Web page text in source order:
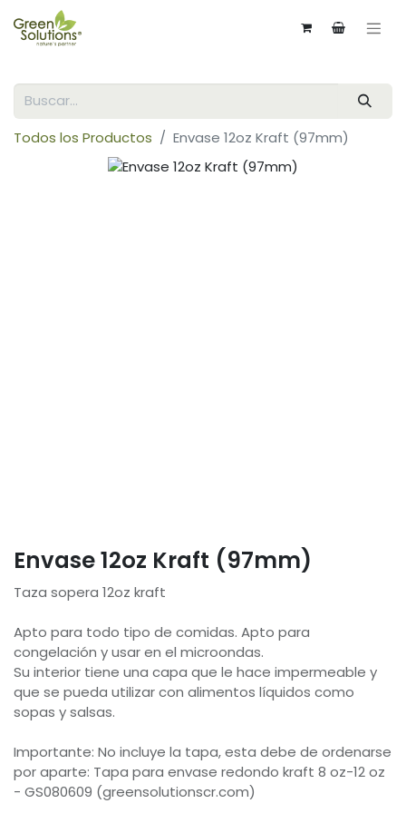
Todos los Productos Envase 12oz Kraft (97mm)
Envase 12oz Kraft (97mm)
Taza sopera 12oz kraft
Apto para todo tipo de comidas. Apto para
congelación y usar en el microondas.
Su interior tiene una capa que le hace impermeable y
que se pueda utilizar con alimentos líquidos como
sopas y salsas.
Importante: No incluye la tapa, esta debe de ordenarse
por aparte: Tapa para envase redondo kraft 8 oz-12 oz
- GS080609 (greensolutionscr.com)